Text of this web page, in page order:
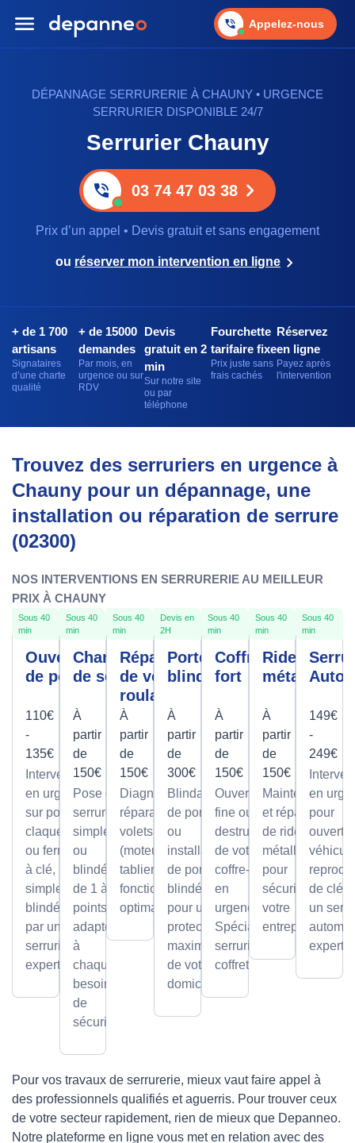
Appelez-nous
DÉPANNAGE SERRURERIE À CHAUNY • URGENCE
SERRURIER DISPONIBLE 24/7
Serrurier Chauny
03 74 47 03 38
Prix d’un appel • Devis gratuit et sans engagement
ou réserver mon intervention en ligne
+ de 1 700
artisans
Signataires
d’une charte
qualité
+ de 15000
demandes
Par mois, en
urgence ou sur
RDV
Devis
gratuit en 2
min
Sur notre site
ou par
téléphone
Fourchette
tarifaire fixe
Prix juste sans
frais cachés
Réservez
en ligne
Payez après
l'intervention
Trouvez des serruriers en urgence à
Chauny pour un dépannage, une
installation ou réparation de serrure
(02300)
NOS INTERVENTIONS EN SERRURERIE AU MEILLEUR
PRIX À CHAUNY
Sous 40
min
Ouverture
de porte
110€
-
135€
Intervention
en urgence
sur portes
claquées
ou fermées
à clé,
simples ou
blindées
par un
serrurier
expert
Sous 40
min
Changement
de serrure
À
partir
de
150€
Pose de
serrures,
simples
ou
blindée
de 1 à 5
points,
adaptée
à
chaque
besoin
de
sécurité.
Sous 40
min
Réparation
de volet
roulant
À
partir
de
150€
Diagnostic et
réparation de
volets roulants
(moteur ou
tablier) pour un
fonctionnement
optimal.
Devis en
2H
Porte
blindée
À
partir
de
300€
Blindage
de porte
ou
installation
de portes
blindées
pour une
protection
maximale
de votre
domicile.
Sous 40
min
Coffre
fort
À
partir
de
150€
Ouverture
fine ou par
destruction
de votre
coffre-fort
en
urgence.
Spécialiste
serrurier
coffretier
Sous 40
min
Rideau
métallique
À
partir
de
150€
Maintenance
et réparation
de rideaux
métalliques
pour
sécuriser
votre
entreprise.
Sous 40
min
149€
-
249€
en
pour
de clé
un
expert
Pour vos travaux de serrurerie, mieux vaut faire appel à
des professionnels qualifiés et aguerris. Pour trouver ceux
de votre secteur rapidement, rien de mieux que Depanneo.
Notre plateforme en ligne vous met en relation avec des